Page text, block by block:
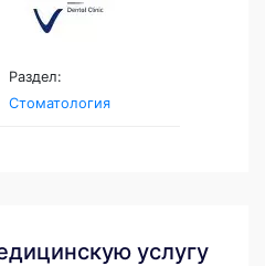
Раздел:
Стоматология
услугу